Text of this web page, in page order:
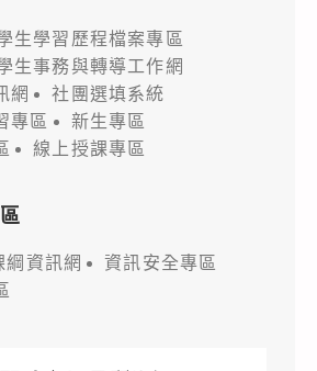
生學習歷程檔案專區
生事務與轉導工作網
網
社團選填系統
專區
新生專區
線上授課專區
資訊網
資訊安全專區